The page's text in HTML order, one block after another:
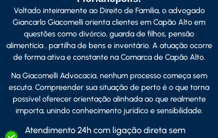
Voltado inteiramente ao Direito de Família, o advogado
Giancarlo Giacomelli orienta clientes em Capão Alto em
questões como divórcio, guarda de filhos, pensão
alimentícia , partilha de bens e inventário. A atuação ocorre
de forma ativa e constante na Comarca de Capão Alto.
Na Giacomelli Advocacia, nenhum processo começa sem
escuta. Compreender sua situação de perto é o que torna
possível oferecer orientação alinhada ao que realmente
importa, unindo conhecimento jurídico e sensibilidade.
Atendimento 24h com ligação direta sem